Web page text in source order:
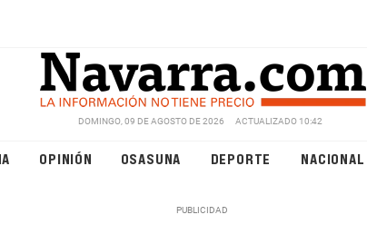
DOMINGO, 09 DE AGOSTO DE 2026 ACTUALIZADO 10:42
OPINIÓN OSASUNA DEPORTE NACIONAL